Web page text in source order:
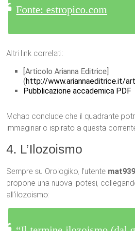
Fonte: estropico.com
Altri link correlati:
[Articolo Arianna Editrice]
(http://www.ariannaeditrice.it/
Pubblicazione accademica PDF
Mchap conclude che il quadrante
immaginario ispirato a questa
4. L’Ilozoismo
Sempre su Orologiko, l’utente mat939
propone una nuova ipotesi,
all’ilozoismo: